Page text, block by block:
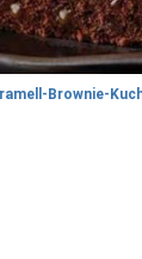
Brownie-